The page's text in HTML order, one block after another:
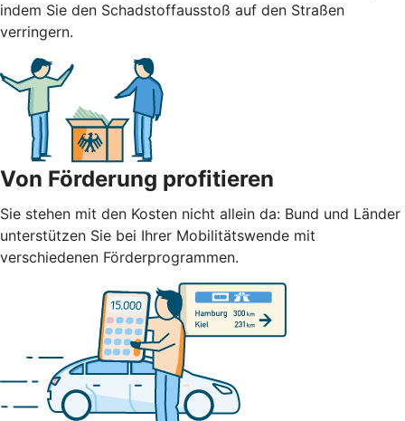
indem Sie den Schadstoffausstoß auf den Straßen
verringern.
Von Förderung profitieren
Sie stehen mit den Kosten nicht allein da: Bund und Länder
unterstützen Sie bei Ihrer Mobilitätswende mit
verschiedenen Förderprogrammen.